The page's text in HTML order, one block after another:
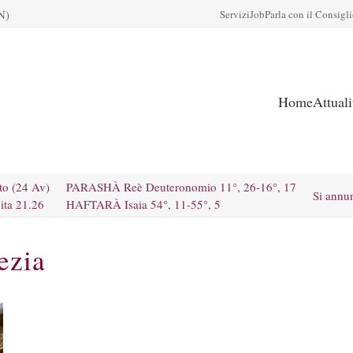
ServiziJobParla con il
Home
(24 Av)
21.26
PARASHÀ Reè Deuteronomio 11°, 26-16°, 17
HAFTARÀ Isaia 54°, 11-55°, 5
Si